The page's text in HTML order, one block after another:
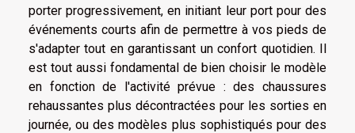
porter progressivement, en initiant leur port pour des
événements courts afin de permettre à vos pieds de
s'adapter tout en garantissant un confort quotidien. Il
est tout aussi fondamental de bien choisir le modèle
en fonction de l'activité prévue : des chaussures
rehaussantes plus décontractées pour les sorties en
journée, ou des modèles plus sophistiqués pour des